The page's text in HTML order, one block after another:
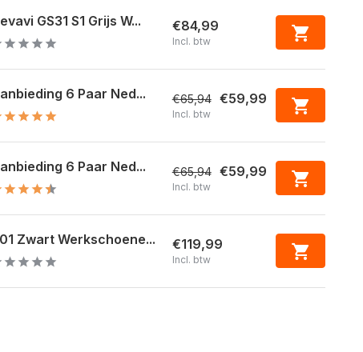
GS31 S1 Grijs W... €84,99
Incl. btw
6 Paar Ned... €65,94 €59,99
Incl. btw
6 Paar Ned... €65,94 €59,99
Incl. btw
Zwart Werkschoene... €119,99
Incl. btw